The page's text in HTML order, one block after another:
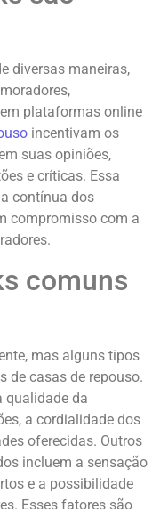
diversas maneiras,
plataformas online
incentivam os
suas opiniões,
e críticas. Essa
contínua dos
compromisso com a
comuns
mas alguns tipos
de casas de repouso.
qualidade da
a cordialidade dos
oferecidas. Outros
incluem a sensação
e a possibilidade
Esses fatores são